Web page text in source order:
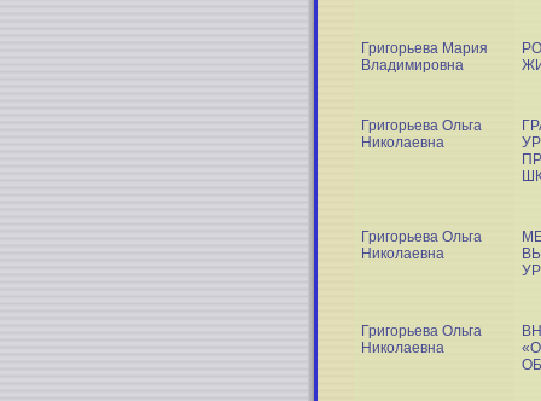
Григорьева Мария
Владимировна
Григорьева Ольга
Николаевна
Григорьева Ольга
Николаевна
Григорьева Ольга
Николаевна